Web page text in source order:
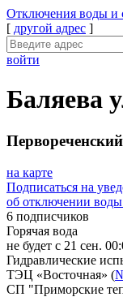
Отключения воды и
[ другой адрес ]
войти
Баляева
на карте
Подписаться на
об отключении воды
6 подписчиков
Горячая вода
не будет с 21 сен.
Гидравлические
ТЭЦ «Восточная» (
СП "Приморские